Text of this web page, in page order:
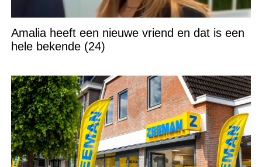
Amalia heeft een nieuwe vriend en dat is een
hele bekende (24)